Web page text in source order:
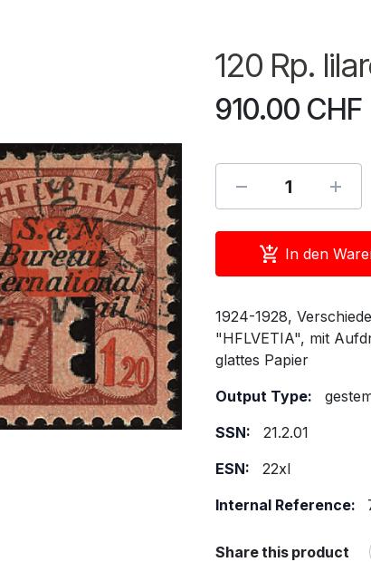
120 Rp.
910.00 CHF
In den
1924-1928,
"HFLVETIA", mit
glattes Papier
Output Type:
SSN:
21.2.01
ESN:
22xI
Internal Reference:
Share this product